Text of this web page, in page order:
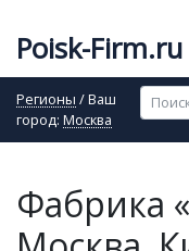
Poisk-Firm.ru
Регионы / Ваш
город: Москва
Фабрика